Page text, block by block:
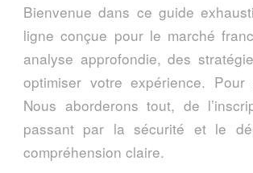
Bienvenue dans ce guide
ligne conçue pour le marché
analyse approfondie, des
optimiser votre expérience.
Nous aborderons tout, de
passant par la sécurité et le
compréhension claire.